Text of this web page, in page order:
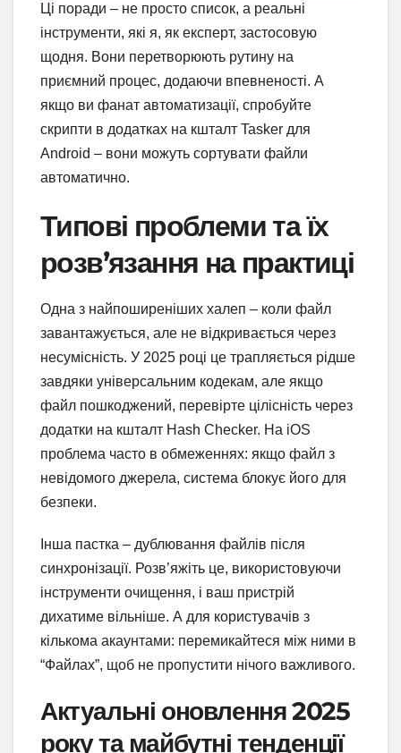
Ці поради – не просто список, а реальні
інструменти, які я, як експерт, застосовую
щодня. Вони перетворюють рутину на
приємний процес, додаючи впевненості. А
якщо ви фанат автоматизації, спробуйте
скрипти в додатках на кшталт Tasker для
Android – вони можуть сортувати файли
автоматично.
Типові проблеми та їх
розв’язання на практиці
Одна з найпоширеніших халеп – коли файл
завантажується, але не відкривається через
несумісність. У 2025 році це трапляється рідше
завдяки універсальним кодекам, але якщо
файл пошкоджений, перевірте цілісність через
додатки на кшталт Hash Checker. На iOS
проблема часто в обмеженнях: якщо файл з
невідомого джерела, система блокує його для
безпеки.
Інша пастка – дублювання файлів після
синхронізації. Розв’яжіть це, використовуючи
інструменти очищення, і ваш пристрій
дихатиме вільніше. А для користувачів з
кількома акаунтами: перемикайтеся між ними в
“Файлах”, щоб не пропустити нічого важливого.
Актуальні оновлення 2025
року та майбутні тенденції